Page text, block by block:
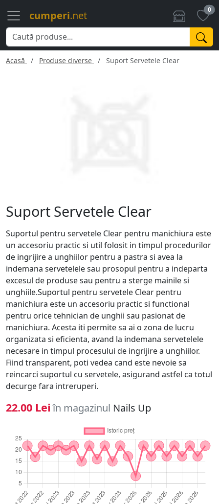
cumperi.net 0
Acasă Produse diverse Suport Servetele Clear
Suport Servetele Clear
Suportul pentru servetele Clear pentru manichiura este
un accesoriu practic si util folosit in timpul procedurilor
de ingrijire a unghiilor pentru a pastra si avea la
indemana servetelele sau prosopul pentru a indeparta
excesul de produse sau pentru a sterge mainile si
unghiile.Suportul pentru servetele Clear pentru
manichiura este un accesoriu practic si functional
pentru orice tehnician de unghii sau pasionat de
manichiura. Acesta iti permite sa ai o zona de lucru
organizata si eficienta, avand la indemana servetelele
necesare in timpul procesului de ingrijire a unghiilor.
Fiind transparent, poti vedea cand este nevoie sa
reincarci suportul cu servetele, asigurand astfel ca totul
decurge fara intreruperi.
22.00 Lei în magazinul Nails Up